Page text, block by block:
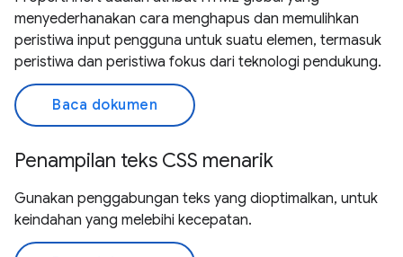
menyederhanakan cara menghapus dan memulihkan
peristiwa input pengguna untuk suatu elemen, termasuk
peristiwa dan peristiwa fokus dari teknologi pendukung.
Baca dokumen
Penampilan teks CSS menarik
Gunakan penggabungan teks yang dioptimalkan, untuk
keindahan yang melebihi kecepatan.